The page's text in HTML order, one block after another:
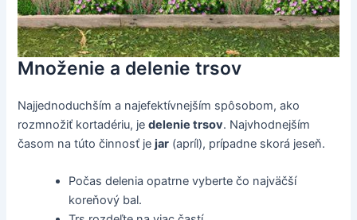
Množenie a delenie trsov
Najjednoduchším a najefektívnejším spôsobom, ako
rozmnožiť kortadériu, jedelenie trsov. Najvhodnejším
časom na túto činnosť jejar (apríl), prípadne skorá jeseň.
Počas delenia opatrne vyberte čo najväčší
koreňový bal.